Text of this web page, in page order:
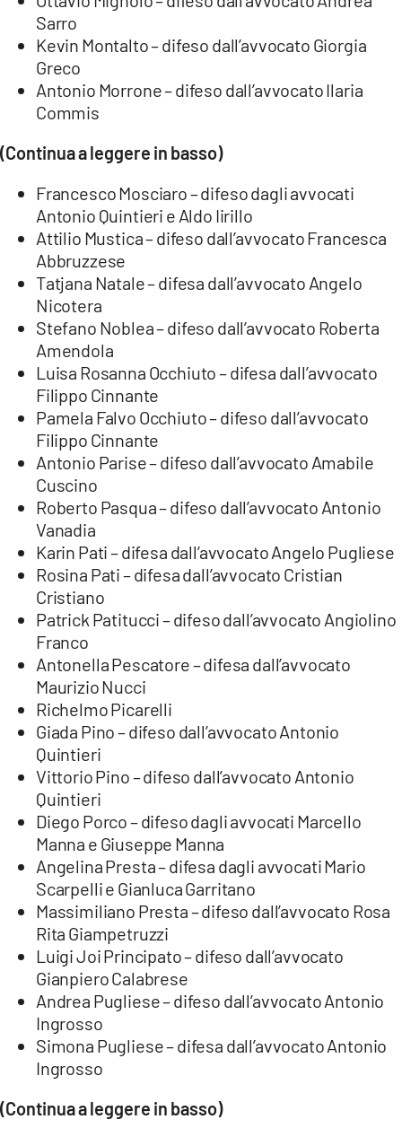
Sarro
Kevin Montalto – difeso dall’avvocato Giorgia
Greco
Antonio Morrone – difeso dall’avvocato Ilaria
Commis
(Continua a leggere in basso)
Francesco Mosciaro – difeso dagli avvocati
Antonio Quintieri e Aldo Iirillo
Attilio Mustica – difeso dall’avvocato Francesca
Abbruzzese
Tatjana Natale – difesa dall’avvocato Angelo
Nicotera
Stefano Noblea – difeso dall’avvocato Roberta
Amendola
Luisa Rosanna Occhiuto – difesa dall’avvocato
Filippo Cinnante
Pamela Falvo Occhiuto – difeso dall’avvocato
Filippo Cinnante
Antonio Parise – difeso dall’avvocato Amabile
Cuscino
Roberto Pasqua – difeso dall’avvocato Antonio
Vanadia
Karin Pati – difesa dall’avvocato Angelo Pugliese
Rosina Pati – difesa dall’avvocato Cristian
Cristiano
Patrick Patitucci – difeso dall’avvocato Angiolino
Franco
Antonella Pescatore – difesa dall’avvocato
Maurizio Nucci
Richelmo Picarelli
Giada Pino – difeso dall’avvocato Antonio
Quintieri
Vittorio Pino – difeso dall’avvocato Antonio
Quintieri
Diego Porco – difeso dagli avvocati Marcello
Manna e Giuseppe Manna
Angelina Presta – difesa dagli avvocati Mario
Scarpelli e Gianluca Garritano
Massimiliano Presta – difeso dall’avvocato Rosa
Rita Giampetruzzi
Luigi Joi Principato – difeso dall’avvocato
Gianpiero Calabrese
Andrea Pugliese – difeso dall’avvocato Antonio
Ingrosso
Simona Pugliese – difesa dall’avvocato Antonio
Ingrosso
(Continua a leggere in basso)